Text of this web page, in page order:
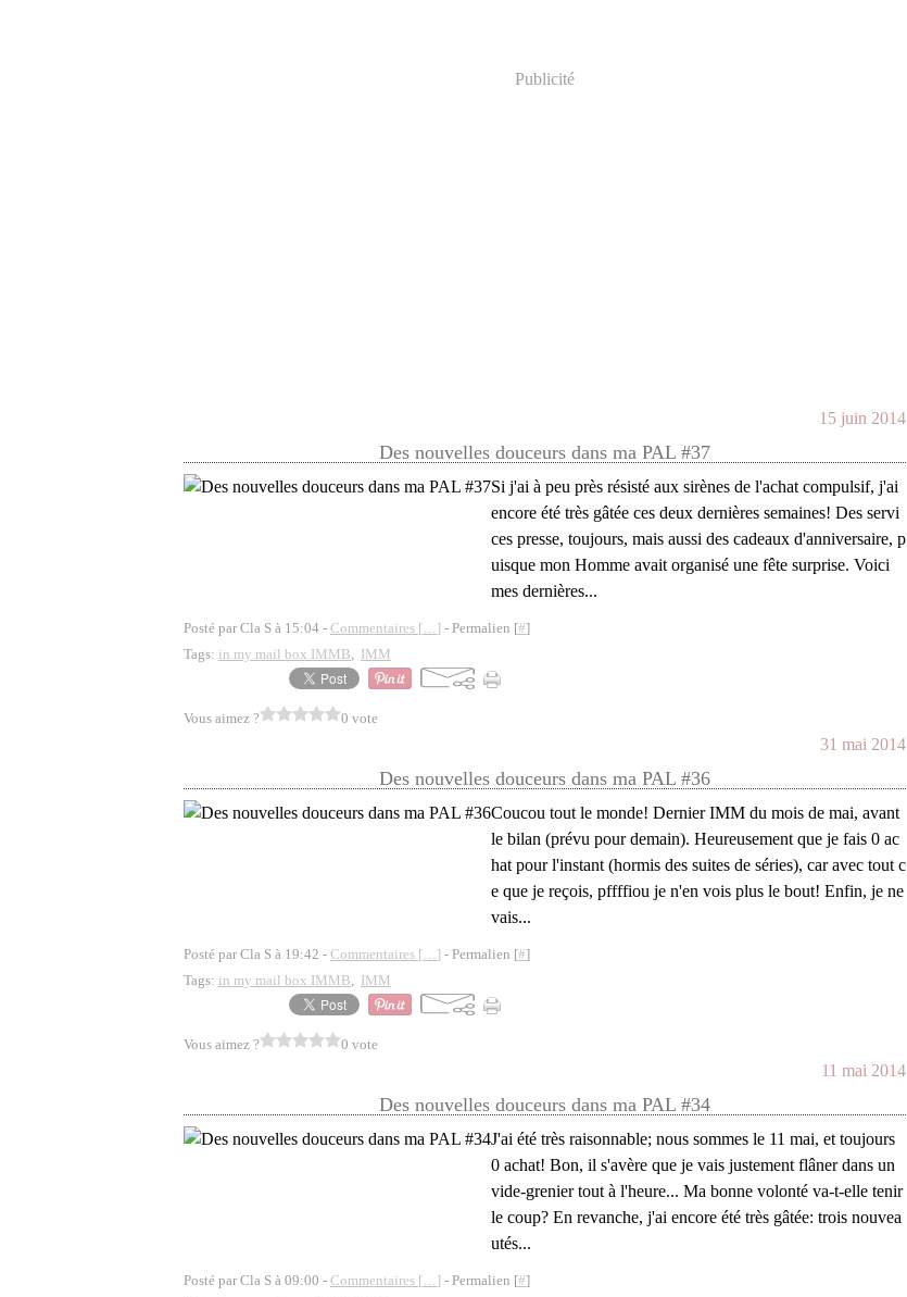
Publicité
15 juin 2014
Des nouvelles douceurs dans ma PAL #37
Si j'ai à peu près résisté aux sirènes de l'achat compulsif, j'ai
encore été très gâtée ces deux dernières semaines! Des servi
ces presse, toujours, mais aussi des cadeaux d'anniversaire, p
uisque mon Homme avait organisé une fête surprise. Voici
mes dernières...
Posté par Cla S à 15:04 - Commentaires […] - Permalien [#]
Tags: in my mail box IMMB, IMM
Vous aimez ? 0 vote
31 mai 2014
Des nouvelles douceurs dans ma PAL #36
Coucou tout le monde! Dernier IMM du mois de mai, avant
le bilan (prévu pour demain). Heureusement que je fais 0 ac
hat pour l'instant (hormis des suites de séries), car avec tout c
e que je reçois, pffffiou je n'en vois plus le bout! Enfin, je ne
vais...
Posté par Cla S à 19:42 - Commentaires […] - Permalien [#]
Tags: in my mail box IMMB, IMM
Vous aimez ? 0 vote
11 mai 2014
Des nouvelles douceurs dans ma PAL #34
J'ai été très raisonnable; nous sommes le 11 mai, et toujours
0 achat! Bon, il s'avère que je vais justement flâner dans un
vide-grenier tout à l'heure... Ma bonne volonté va-t-elle tenir
le coup? En revanche, j'ai encore été très gâtée: trois nouvea
utés...
Posté par Cla S à 09:00 - Commentaires […] - Permalien [#]